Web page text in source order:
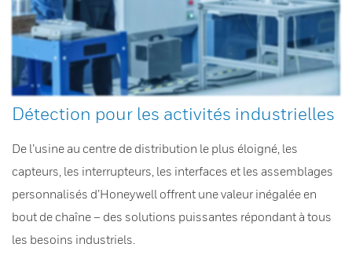
Détection pour les activités industrielles
De l’usine au centre de distribution le plus éloigné, les
capteurs, les interrupteurs, les interfaces et les assemblages
personnalisés d’Honeywell offrent une valeur inégalée en
bout de chaîne – des solutions puissantes répondant à tous
les besoins industriels.